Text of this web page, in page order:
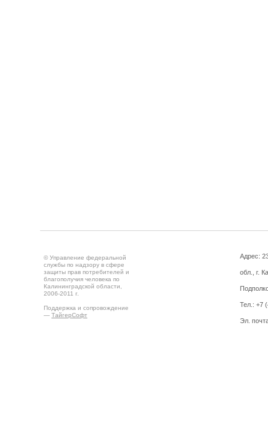
© Управление федеральной
службы по надзору в сфере
защиты прав потребителей и
благополучия человека по
Калининградской области,
2006-2011 г.
Поддержка и сопровождение
— ТайгерСофт
Адрес:
обл., г.
Тел.: +7
Эл.